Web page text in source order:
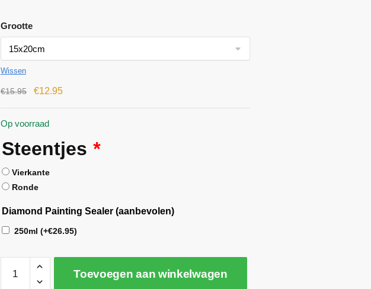
Grootte
Wissen
€15.95 €12.95
Op voorraad
Steentjes *
Vierkante
Ronde
Diamond Painting Sealer (aanbevolen)
250ml (+€26.95)
Toevoegen aan winkelwagen